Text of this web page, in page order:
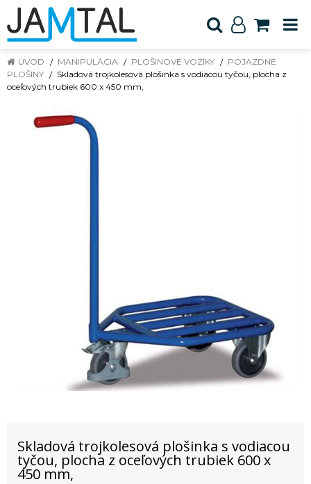
ÚVOD MANIPULÁCIA PLOŠINOVÉ VOZÍKY
POJAZDNÉ
PLOŠINY
Skladová trojkolesová plošinka s vodiacou tyčou, plocha z
oceľových trubiek 600 x 450 mm,
Skladová trojkolesová plošinka s vodiacou
tyčou, plocha z oceľových trubiek 600 x
450 mm,